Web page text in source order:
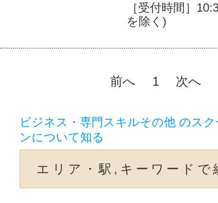
［受付時間］
を除く)
前へ 1 次へ
ビジネス・専門スキルその他 のス
ンについて知る
エリア・駅,キーワードで